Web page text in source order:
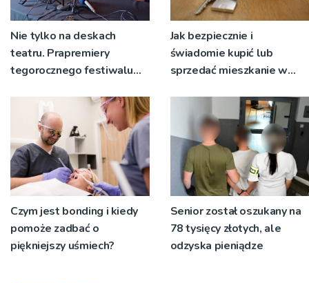
Nie tylko na deskach
teatru. Prapremiery
tegorocznego festiwalu
niecodziennych
okolicznościach
Jak bezpiecznie i
świadomie kupić lub
sprzedać mieszkanie w
Czym jest bonding i kiedy
pomoże zadbać o
piękniejszy uśmiech?
Senior został oszukany na
78 tysięcy złotych, ale
odzyska pieniądze